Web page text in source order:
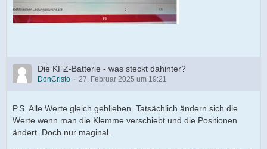
Die KFZ-Batterie - was steckt dahinter?
DonCristo 27. Februar 2025 um 19:21
P.S. Alle Werte gleich geblieben. Tatsächlich ändern sich die
Werte wenn man die Klemme verschiebt und die Positionen
ändert. Doch nur maginal.